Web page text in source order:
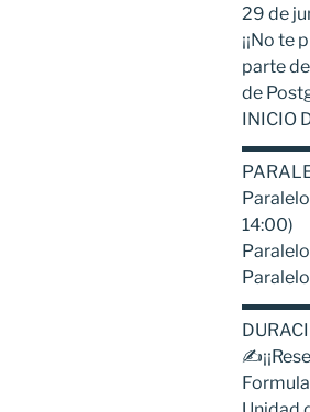
29 de
¡¡No te
parte
de
INICIO
14:00)